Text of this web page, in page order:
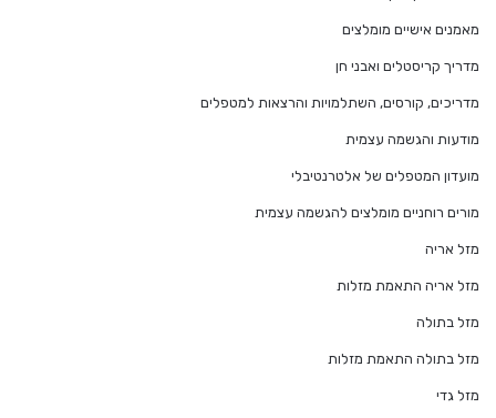
מאמנים אישיים מומלצים
מדריך קריסטלים ואבני חן
מדריכים, קורסים, השתלמויות והרצאות למטפלים
מודעות והגשמה עצמית
מועדון המטפלים של אלטרנטיבלי
מורים רוחניים מומלצים להגשמה עצמית
מזל אריה
מזל אריה התאמת מזלות
מזל בתולה
מזל בתולה התאמת מזלות
מזל גדי